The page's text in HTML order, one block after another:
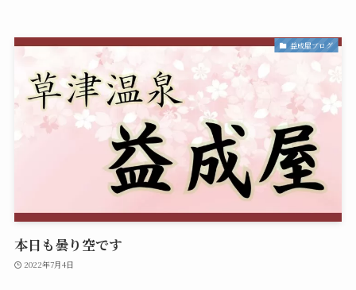
益成屋ブログ
本日も曇り空です
2022年7月4日